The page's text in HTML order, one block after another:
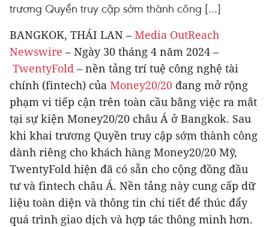
trương Quyền truy cập sớm thành công […]
BANGKOK, THÁI LAN – Media OutReach
Newswire – Ngày 30 tháng 4 năm 2024 –
TwentyFold – nền tảng trí tuệ công nghệ tài
chính (fintech) của Money20/20 đang mở rộng
phạm vi tiếp cận trên toàn cầu bằng việc ra mắt
tại sự kiện Money20/20 châu Á ở Bangkok. Sau
khi khai trương Quyền truy cập sớm thành công
dành riêng cho khách hàng Money20/20 Mỹ,
TwentyFold hiện đã có sẵn cho cộng đồng đầu
tư và fintech châu Á. Nền tảng này cung cấp dữ
liệu toàn diện và thông tin chi tiết để thúc đẩy
quá trình giao dịch và hợp tác thông minh hơn.